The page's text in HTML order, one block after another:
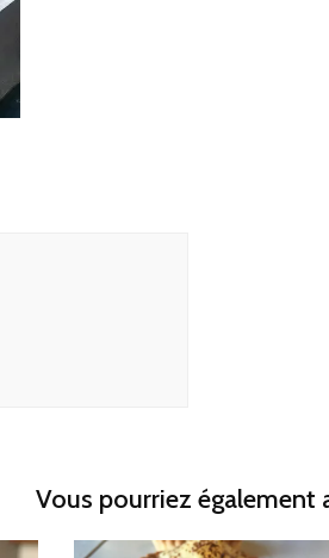
Vous pourriez également